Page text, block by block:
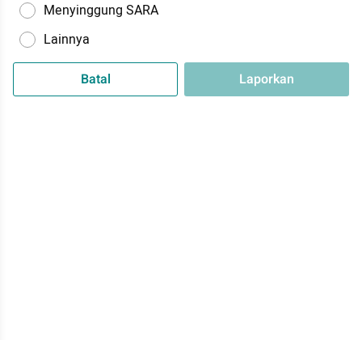
Menyinggung SARA
Lainnya
Batal Laporkan